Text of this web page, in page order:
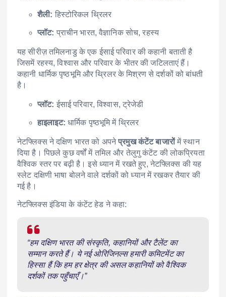
शैली: हिस्टोरिकल थ्रिलर
प्लॉट: प्राचीन भारत, वैज्ञानिक सोच, रहस्य
यह सीरीज़ तमिलनाडु के एक ईसाई परिवार की कहानी बताती है
जिसमें रहस्य, विश्वास और परिवार के भीतर की जटिलताएं हैं।
कहानी धार्मिक पृष्ठभूमि और थ्रिलर के मिश्रण से दर्शकों को बांधती
है।
प्लॉट: ईसाई परिवार, विश्वास, ट्रेजेडी
हाइलाइट: धार्मिक पृष्ठभूमि में थ्रिलर
नेटफ्लिक्स ने दक्षिण भारत को अपनेप्रमुख कंटेंट बाजारोंमें स्थान
दिया है। पिछले कुछ वर्षों में तमिल और तेलुगु कंटेंट की लोकप्रियता
वैश्विक स्तर पर बढ़ी है। इसे ध्यान में रखते हुए, नेटफ्लिक्स की यह
स्लेट दक्षिणी भाषा बोलने वाले दर्शकों को ध्यान में रखकर तैयार की
गई है।
नेटफ्लिक्स इंडिया के कंटेंट हेड ने कहा:
“हम दक्षिण भारत की संस्कृति, कहानियों और टैलेंट का
सम्मान करते हैं। ये नई ओरिजिनल्स हमारी कमिटमेंट का
हिस्सा हैं कि हम हर क्षेत्र की असल कहानियों को वैश्विक
दर्शकों तक पहुँचाएँ।”